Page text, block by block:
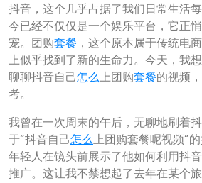
抖音，这个几乎占据了我们日常生活
今已经不仅仅是一个娱乐平台，它正
宠。团购套餐 ，这个原本属于传统电
上似乎找到了新的生命力。今天，我
聊聊抖音自己怎么上团购套餐的视频
考。
我曾在一次周末的午后，无聊地刷着
于“抖音自己怎么上团购套餐呢视频”
年轻人在镜头前展示了他如何利用抖
推广。这让我不禁想起了去年在某个